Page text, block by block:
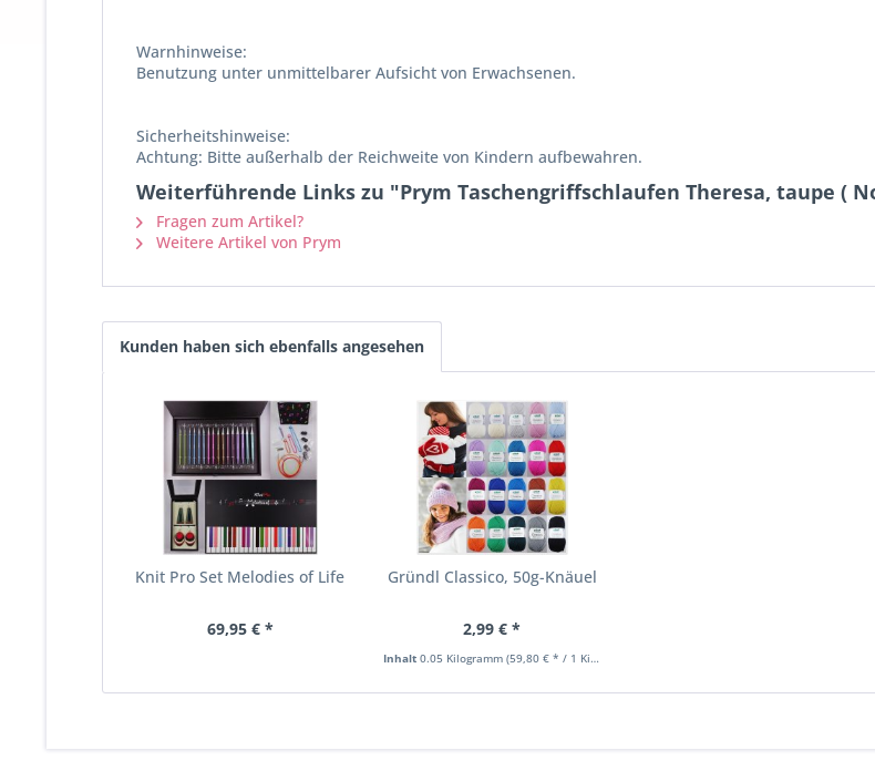
Warnhinweise:
Benutzung unter unmittelbarer Aufsicht von Erwachsenen.
Sicherheitshinweise:
Achtung: Bitte außerhalb der Reichweite von Kindern aufbewahren.
Weiterführende Links zu "Prym Taschengriffschlaufen Theresa, taupe (
Fragen zum Artikel?
Weitere Artikel von Prym
Kunden haben sich ebenfalls angesehen
Knit Pro Set Melodies of Life
69,95 € *
Gründl Classico, 50g-Knäuel
2,99 € *
Inhalt 0.05 Kilogramm (59,80 € * / 1 Kilogramm)